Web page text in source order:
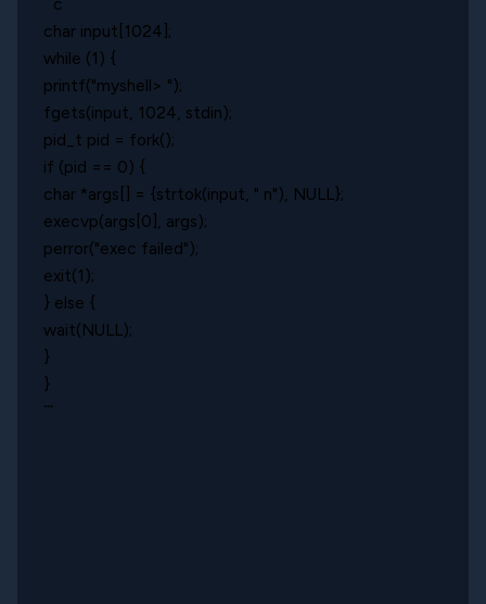
```c
char input[1024];
while (1) {
printf("myshell> ");
fgets(input, 1024, stdin);
pid_t pid = fork();
if (pid == 0) {
char *args[] = {strtok(input, " n"), NULL};
execvp(args[0], args);
perror("exec failed");
exit(1);
} else {
wait(NULL);
}
}
```